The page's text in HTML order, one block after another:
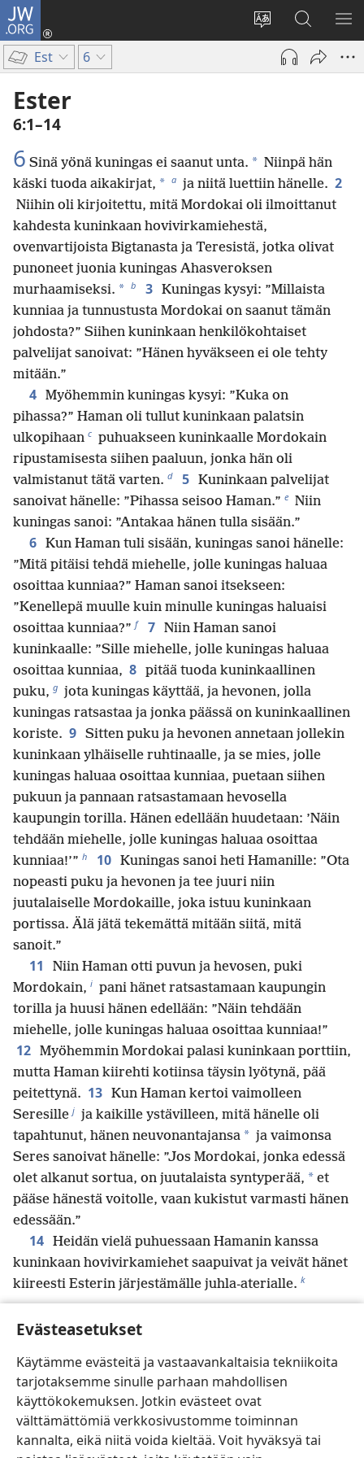
Evästeasetukset
Käytämme evästeitä ja vastaavankaltaisia tekniikoita
tarjotaksemme sinulle parhaan mahdollisen
käyttökokemuksen. Jotkin evästeet ovat
välttämättömiä verkkosivustomme toiminnan
kannalta, eikä niitä voida kieltää. Voit hyväksyä tai
JW.ORG
Vaihda
sivuston
kieli
Kirjaudu
(avaa
ikkunan)
Hae
JW.ORG-
sivustolta
Est 6
Ester
6:1–14
6 Sinä yönä kuningas ei saanut unta. * Niinpä hän
käski tuoda aikakirjat, * a ja niitä luettiin hänelle. 2
Niihin oli kirjoitettu, mitä Mordokai oli ilmoittanut
kahdesta kuninkaan hovivirkamiehestä,
ovenvartijoista Bigtanasta ja Teresistä, jotka olivat
punoneet juonia kuningas Ahasveroksen
murhaamiseksi. * b 3 Kuningas kysyi: ”Millaista
kunniaa ja tunnustusta Mordokai on saanut tämän
johdosta?” Siihen kuninkaan henkilökohtaiset
palvelijat sanoivat: ”Hänen hyväkseen ei ole tehty
mitään.”
4 Myöhemmin kuningas kysyi: ”Kuka on
pihassa?” Haman oli tullut kuninkaan palatsin
ulkopihaan c puhuakseen kuninkaalle Mordokain
ripustamisesta siihen paaluun, jonka hän oli
valmistanut tätä varten. d 5 Kuninkaan palvelijat
sanoivat hänelle: ”Pihassa seisoo Haman.” e Niin
kuningas sanoi: ”Antakaa hänen tulla sisään.”
6 Kun Haman tuli sisään, kuningas sanoi hänelle:
”Mitä pitäisi tehdä miehelle, jolle kuningas haluaa
osoittaa kunniaa?” Haman sanoi itsekseen:
”Kenellepä muulle kuin minulle kuningas haluaisi
osoittaa kunniaa?” f 7 Niin Haman sanoi
kuninkaalle: ”Sille miehelle, jolle kuningas haluaa
osoittaa kunniaa, 8 pitää tuoda kuninkaallinen
puku, g jota kuningas käyttää, ja hevonen, jolla
kuningas ratsastaa ja jonka päässä on kuninkaallinen
koriste. 9 Sitten puku ja hevonen annetaan jollekin
kuninkaan ylhäiselle ruhtinaalle, ja se mies, jolle
kuningas haluaa osoittaa kunniaa, puetaan siihen
pukuun ja pannaan ratsastamaan hevosella
kaupungin torilla. Hänen edellään huudetaan: ’Näin
tehdään miehelle, jolle kuningas haluaa osoittaa
kunniaa!’” h 10 Kuningas sanoi heti Hamanille: ”Ota
nopeasti puku ja hevonen ja tee juuri niin
juutalaiselle Mordokaille, joka istuu kuninkaan
portissa. Älä jätä tekemättä mitään siitä, mitä
sanoit.”
11
Niin Haman otti puvun ja hevosen, puki
Mordokain, i pani hänet ratsastamaan kaupungin
torilla ja huusi hänen edellään: ”Näin tehdään
miehelle, jolle kuningas haluaa osoittaa kunniaa!”
12 Myöhemmin Mordokai palasi kuninkaan porttiin,
mutta Haman kiirehti kotiinsa täysin lyötynä, pää
peitettynä. 13 Kun Haman kertoi vaimolleen
Seresille j ja kaikille ystävilleen, mitä hänelle oli
tapahtunut, hänen neuvonantajansa * ja vaimonsa
Seres sanoivat hänelle: ”Jos Mordokai, jonka edessä
olet alkanut sortua, on juutalaista syntyperää, * et
pääse hänestä voitolle, vaan kukistut varmasti hänen
edessään.”
14 Heidän vielä puhuessaan Hamanin kanssa
kuninkaan hovivirkamiehet saapuivat ja veivät hänet
kiireesti Esterin järjestämälle juhla-aterialle. k
Tämän julkaisun tekijänoikeudet